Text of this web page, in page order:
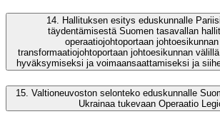
14.
Hallituksen esitys eduskunnalle
täydentämisestä Suomen tasavallan
operaatiojohtoportaan
transformaatiojohtoportaan johtoesikunnan
hyväksymiseksi ja voimaansaattamiseksi ja
15. Valtioneuvoston selonteko eduskunnalle
Ukrainaa tukevaan Operaatio